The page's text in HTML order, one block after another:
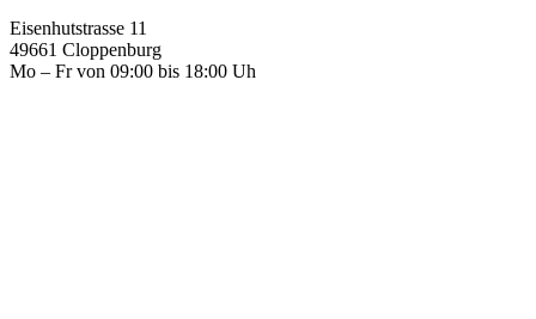
Eisenhutstrasse 11
49661 Cloppenburg
Mo – Fr von 09:00 bis 18:00 Uh